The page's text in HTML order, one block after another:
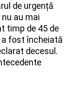
de urgență
au mai
timp de 45 de
a fost încheiată
decesul.